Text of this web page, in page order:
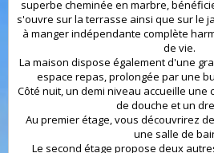
superbe cheminée en marbre,
s'ouvre sur la terrasse ainsi que sur le
à manger indépendante complète
de vie.
La maison dispose également d'une
espace repas, prolongée par une
Côté nuit, un demi niveau accueille une
de douche et un
Au premier étage, vous découvrirez
une salle de
Le second étage propose deux